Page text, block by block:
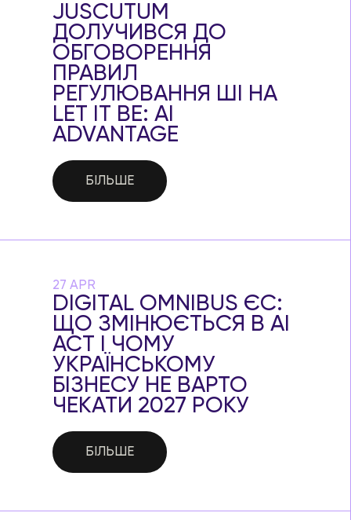
JUSCUTUM
ДОЛУЧИВСЯ ДО
ОБГОВОРЕННЯ
ПРАВИЛ
РЕГУЛЮВАННЯ ШІ НА
LET IT BE: AI
ADVANTAGE
БІЛЬШЕ
27 APR
DIGITAL OMNIBUS ЄС:
ЩО ЗМІНЮЄТЬСЯ В AI
ACT І ЧОМУ
УКРАЇНСЬКОМУ
БІЗНЕСУ НЕ ВАРТО
ЧЕКАТИ 2027 РОКУ
БІЛЬШЕ